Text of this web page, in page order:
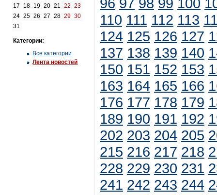
17
18 19 20 21 22
23
24 25 26 27 28 29 30
31
Категории:
Все категории
Лента новостей
110 111 112 113
124 125 126 127
137 138 139 140
150 151 152 153
163 164 165 166
176 177 178 179
189 190 191 192
202 203 204 205
215 216 217 218
228 229 230 231
241 242 243 244